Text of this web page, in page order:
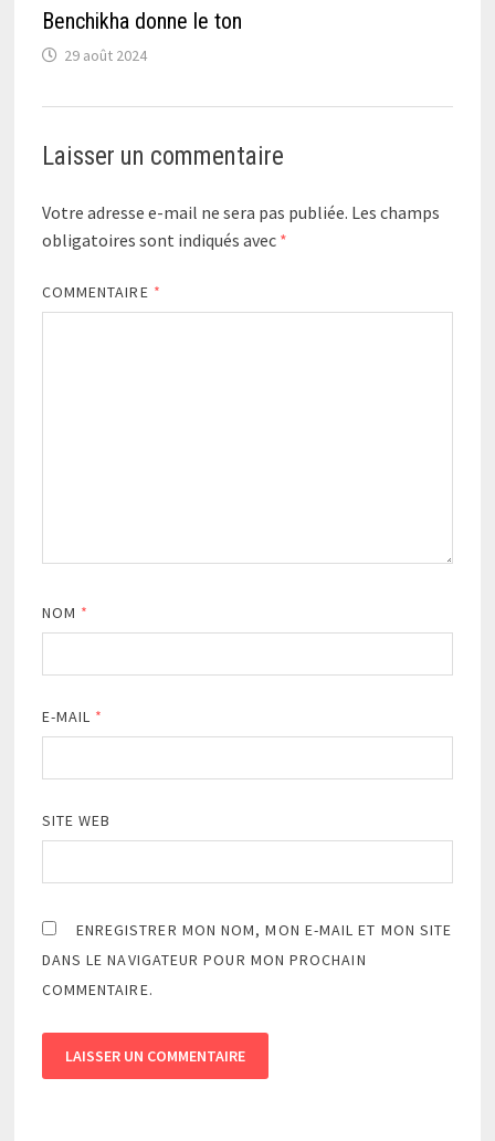
Benchikha donne le ton
29 août 2024
Laisser un commentaire
Votre adresse e-mail ne sera pas publiée. Les champs
obligatoires sont indiqués avec *
COMMENTAIRE *
NOM *
E-MAIL *
SITE WEB
ENREGISTRER MON NOM, MON E-MAIL ET MON SITE
DANS LE NAVIGATEUR POUR MON PROCHAIN
COMMENTAIRE.